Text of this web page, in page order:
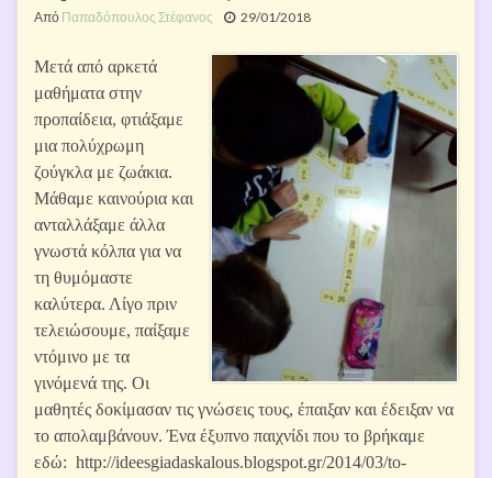
Από Παπαδόπουλος Στέφανος 29/01/2018
Μετά από αρκετά
μαθήματα στην
προπαίδεια, φτιάξαμε
μια πολύχρωμη
ζούγκλα με ζωάκια.
Μάθαμε καινούρια και
ανταλλάξαμε άλλα
γνωστά κόλπα για να
τη θυμόμαστε
καλύτερα. Λίγο πριν
τελειώσουμε, παίξαμε
ντόμινο με τα
γινόμενά της. Οι
μαθητές δοκίμασαν τις γνώσεις τους, έπαιξαν και έδειξαν να
το απολαμβάνουν. Ένα έξυπνο παιχνίδι που το βρήκαμε
εδώ: http://ideesgiadaskalous.blogspot.gr/2014/03/to-